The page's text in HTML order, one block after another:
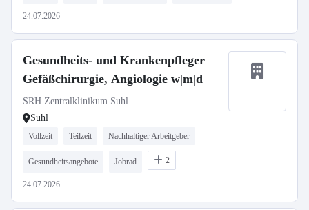
24.07.2026
Gesundheits- und Krankenpfleger
Gefäßchirurgie, Angiologie w|m|d
SRH Zentralklinikum Suhl
Suhl
Vollzeit Teilzeit Nachhaltiger Arbeitgeber
Gesundheitsangebote Jobrad 2
24.07.2026